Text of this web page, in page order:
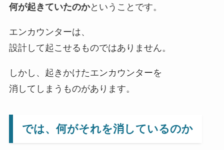
何が起きていたのかということです。
エンカウンターは、
設計して起こせるものではありません。
しかし、起きかけたエンカウンターを
消してしまうものがあります。
では、何がそれを消しているのか